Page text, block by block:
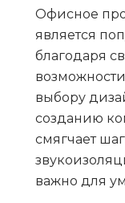
Офисное
является
благодаря
выбору
созданию
смягчает
важно для